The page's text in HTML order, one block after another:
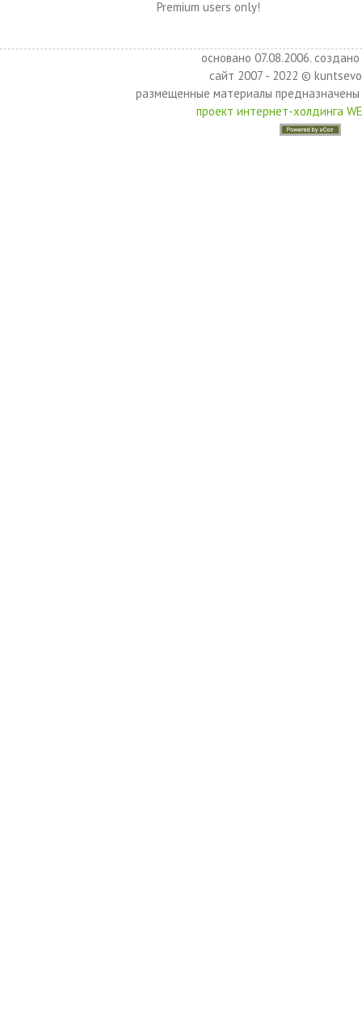
Premium users only!
основано 07.08.2006.
сайт 2007 - 2022 ©
размещенные материалы
проект интернет-холдинга